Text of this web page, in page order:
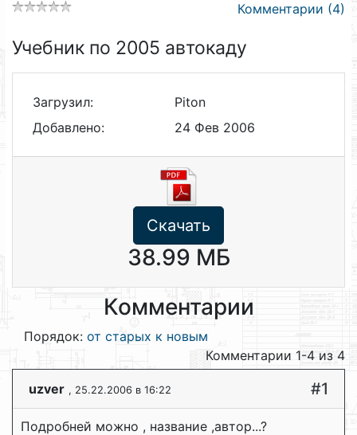
Комментарии (4)
Учебник по 2005 автокаду
Загрузил:
Piton
Добавлено:
24 Фев 2006
Скачать
38.99 МБ
Комментарии
Порядок: от старых к новым
Комментарии 1-4 из 4
uzver , 25.22.2006 в 16:22 #1
Подробней можно , название ,автор...?